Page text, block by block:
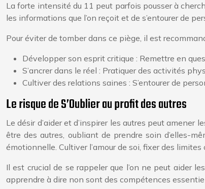
La forte intensité du 11 peut parfois pousser à
les informations que l’on reçoit et de s’entourer de
Pour éviter de tomber dans ce piège, il est
Développer son esprit critique : Remettre en
S’ancrer dans le réel : Pratiquer des activités
Cultiver des relations saines : S’entourer de
Le risque de S’Oublier au profit des autres
Le désir d’aider et d’inspirer les autres peut
être des autres, oubliant de prendre soin d’elles-
émotionnelle. Cultiver l’amour de soi, fixer des
Il est crucial de se rappeler que l’on ne peut aider
apprendre à dire non sont des compétences